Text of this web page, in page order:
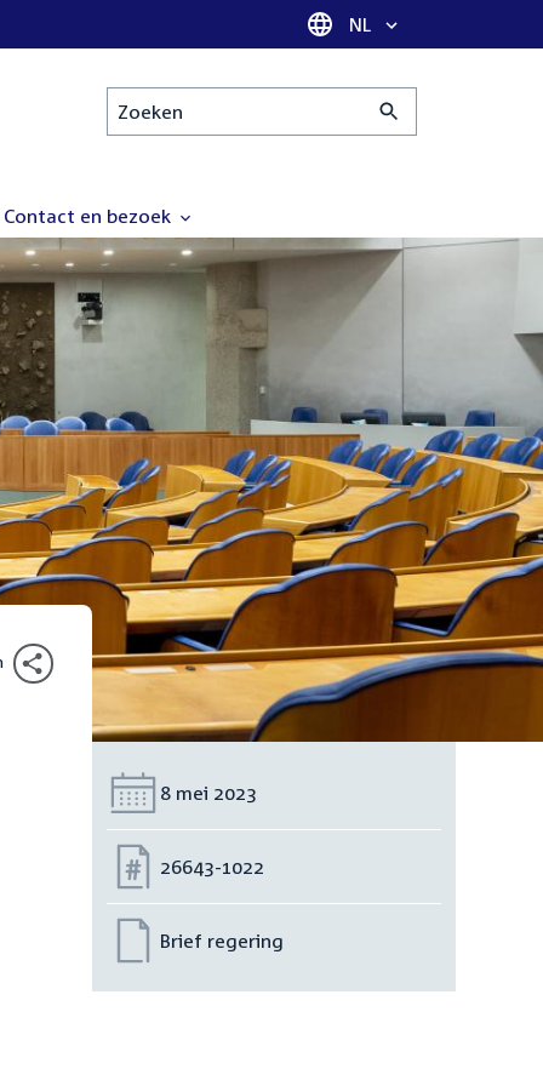
Taal selectie
NL
Zoeken
Contact en bezoek
Datum:
8 mei 2023
Nummer:
26643-1022
Brief regering